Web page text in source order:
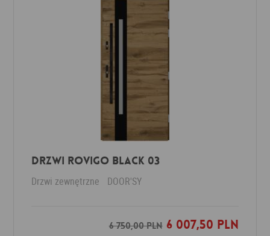
DRZWI ROVIGO BLACK 03
Drzwi zewnętrzne DOOR'SY
6 750,00 PLN6 007,50 PLN
Dodaj do ulubionych